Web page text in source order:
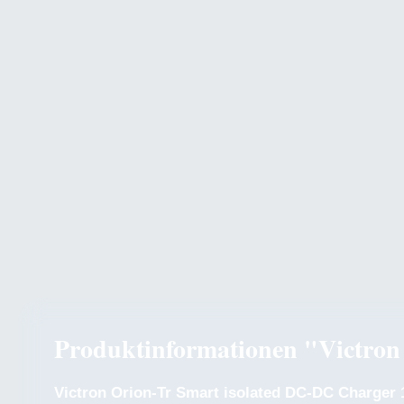
Produktinformationen
Victron Orion-Tr Smart isolated DC-DC Charger